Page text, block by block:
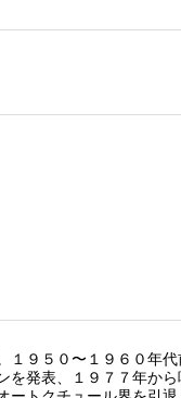
９５０〜１９６０年
を発表、１９７７年か